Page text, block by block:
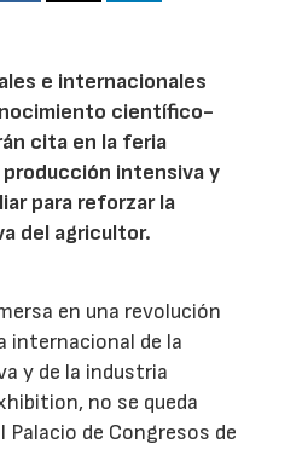
e internacionales
científico-
cita en la feria
intensiva y
para reforzar la
del agricultor.
en una revolución
internacional de la
y de la industria
no se queda
Palacio de Congresos de